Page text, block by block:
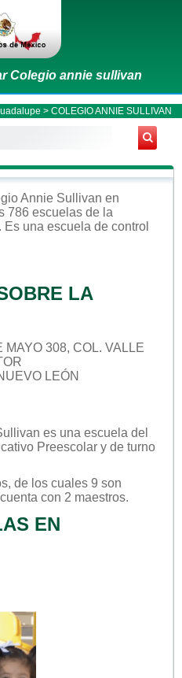
Colegio annie sullivan
> COLEGIO ANNIE SULLIVAN
Annie Sullivan en
786 escuelas de la
. Es una escuela de control
LA
308, COL. VALLE
LEÓN
es una escuela del
Preescolar y de turno
de los cuales 9 son
con 2 maestros.
EN